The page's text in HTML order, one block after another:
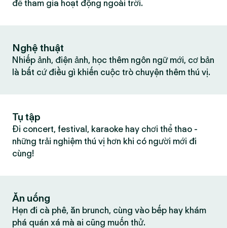
để tham gia hoạt động ngoài trời.
Nghệ thuật
Nhiếp ảnh, điện ảnh, học thêm ngôn ngữ mới, cơ bản
là bất cứ điều gì khiến cuộc trò chuyện thêm thú vị.
Tụ tập
Đi concert, festival, karaoke hay chơi thể thao -
những trải nghiệm thú vị hơn khi có người mới đi
cùng!
Ăn uống
Hẹn đi cà phê, ăn brunch, cùng vào bếp hay khám
phá quán xá mà ai cũng muốn thử.